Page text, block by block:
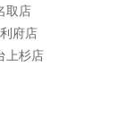
取店
府店
上杉店